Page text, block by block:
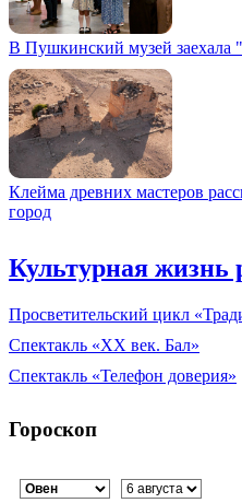
В Пушкинский музей заехала
Клейма древних мастеров
город
Культурная жизнь
Просветительский цикл
Спектакль «XX век. Бал»
Спектакль «Телефон доверия»
Гороскоп